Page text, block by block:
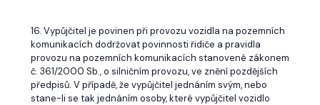
16. Vypůjčitel je povinen při provozu vozidla na pozemních
komunikacích dodržovat povinnosti řidiče a pravidla
provozu na pozemních komunikacích stanovené zákonem
č. 361/2000 Sb., o silničním provozu, ve znění pozdějších
předpisů. V případě, že vypůjčitel jednáním svým, nebo
stane-li se tak jednáním osoby, které vypůjčitel vozidlo